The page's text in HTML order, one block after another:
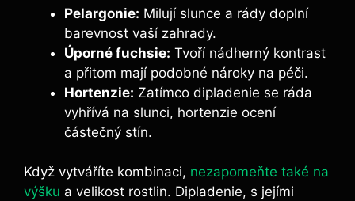
Pelargonie: Milují slunce a rády doplní
barevnost vaší zahrady.
Úporné fuchsie: Tvoří nádherný kontrast
a přitom mají podobné nároky na péči.
Hortenzie: Zatímco dipladenie se ráda
vyhřívá na slunci, hortenzie ocení
částečný stín.
Když vytváříte kombinaci, nezapomeňte také na
výšku a velikost rostlin. Dipladenie, s jejími